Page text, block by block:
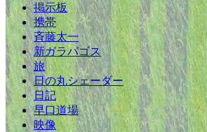
掲示板
携帯
斉藤太一
新ガラパゴス
旅
日の丸シェーダー
日記
早口道場
映像